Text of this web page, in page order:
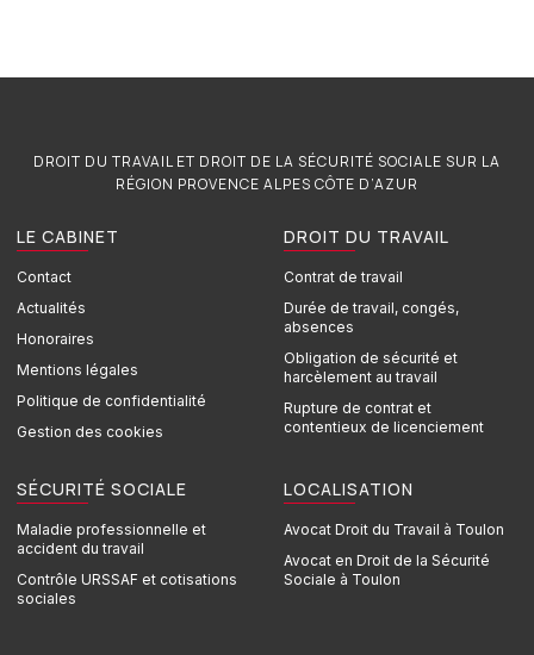
DROIT DU TRAVAIL ET DROIT DE LA SÉCURITÉ SOCIALE SUR LA
RÉGION PROVENCE ALPES CÔTE D’AZUR
LE CABINET
Contact
Actualités
Honoraires
Mentions légales
Politique de confidentialité
Gestion des cookies
DROIT DU TRAVAIL
Contrat de travail
Durée de travail, congés,
absences
Obligation de sécurité et
harcèlement au travail
Rupture de contrat et
contentieux de licenciement
SÉCURITÉ SOCIALE
Maladie professionnelle et
accident du travail
Contrôle URSSAF et cotisations
sociales
LOCALISATION
Avocat Droit du Travail à Toulon
Avocat en Droit de la Sécurité
Sociale à Toulon